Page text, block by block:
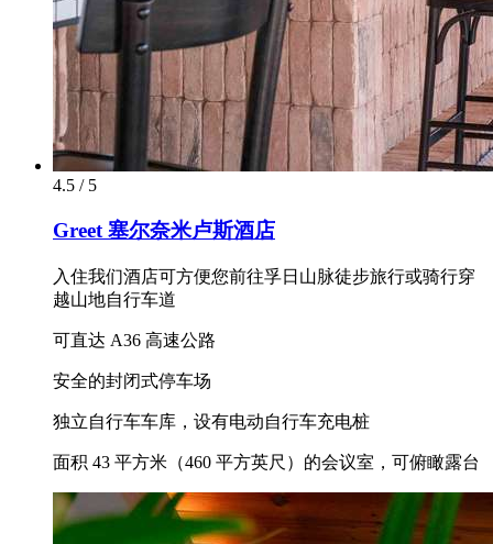
4.5 / 5
Greet 塞尔奈米卢斯酒店
入住我们酒店可方便您前往孚日山脉徒步旅行或骑行穿
越山地自行车道
可直达 A36 高速公路
安全的封闭式停车场
独立自行车车库，设有电动自行车充电桩
面积 43 平方米（460 平方英尺）的会议室，可俯瞰露台